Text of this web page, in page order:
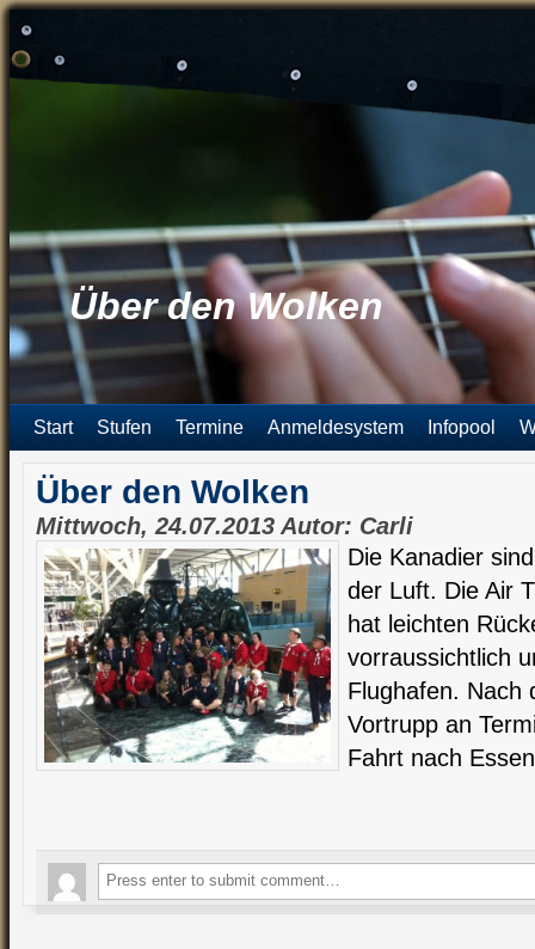
Über den Wolken
Start Stufen Termine Anmeldesystem Infopool
Über den Wolken
Mittwoch, 24.07.2013 Autor: Carli
Die Kanadier
der Luft. Die Air
hat leichten
vorraussichtlich
Flughafen. Nach
Vortrupp an
Fahrt nach